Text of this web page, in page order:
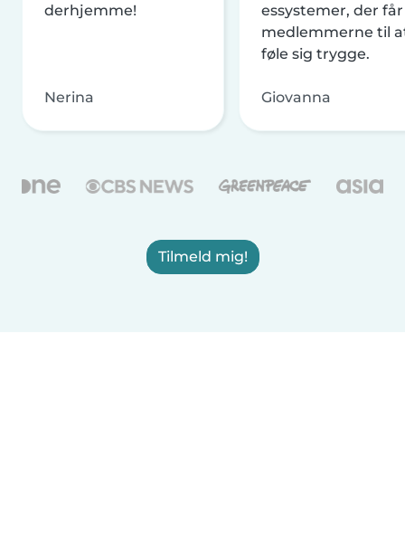
derhjemme!
Nerina
essystemer, der får
medlemmerne til
føle sig trygge.
Giovanna
Tilmeld mig!